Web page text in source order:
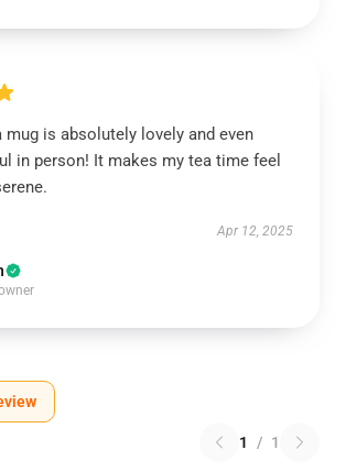
mug is absolutely lovely and even
in person! It makes my tea time feel
Apr 12, 2025
1 / 1